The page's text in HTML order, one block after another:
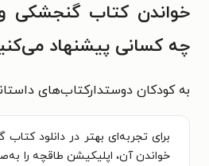
خواندن کتاب گنجشکی
چه کسانی پیشنهاد
به کودکان دوستدارکتاب‌های
برای تجربه‌ای بهتر در دانلود
خواندن آن، اپلیکیشن طاقچه را